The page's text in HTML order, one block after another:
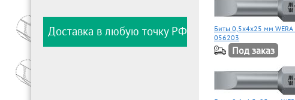
Доставка в любую точку РФ
Биты 0,5х4х25 мм
056203
Под заказ